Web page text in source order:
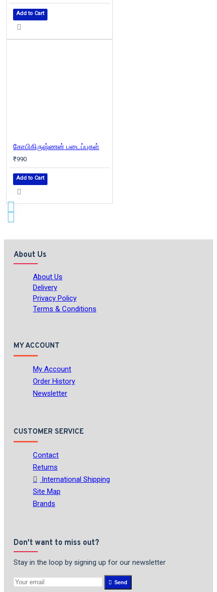
Add to Cart
கோபிகிருஷ்ணன் படைப்புகள்
₹990
Add to Cart
About Us
About Us
Delivery
Privacy Policy
Terms & Conditions
MY ACCOUNT
My Account
Order History
Newsletter
CUSTOMER SERVICE
Contact
Returns
International Shipping
Site Map
Brands
Don't want to miss out?
Stay in the loop by signing up for our newsletter
Send